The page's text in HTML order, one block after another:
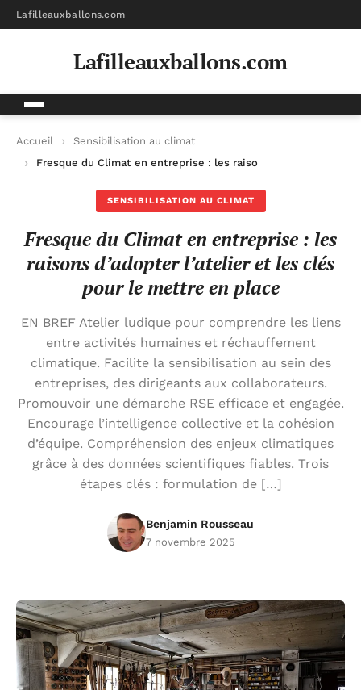
Lafilleauxballons.com
Lafilleauxballons.com
Accueil
Sensibilisation au climat
Fresque du Climat en entreprise : les raisons d’adopter
SENSIBILISATION AU CLIMAT
Fresque du Climat en entreprise : les
raisons d’adopter l’atelier et les clés
pour le mettre en place
EN BREF Atelier ludique pour comprendre les liens
entre activités humaines et réchauffement
climatique. Facilite la sensibilisation au sein des
entreprises, des dirigeants aux collaborateurs.
Promouvoir une démarche RSE efficace et engagée.
Encourage l’intelligence collective et la cohésion
d’équipe. Compréhension des enjeux climatiques
grâce à des données scientifiques fiables. Trois
étapes clés : formulation de […]
Benjamin Rousseau
7 novembre 2025